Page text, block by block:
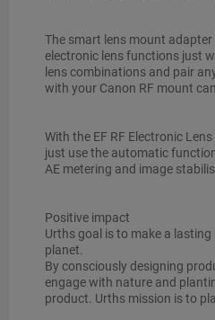
The smart lens mount
electronic lens functions just
lens combinations and pair
with your Canon RF mount
With the EF RF Electronic
just use the automatic
AE metering and image
Positive impact
Urths goal is to make a
planet.
By consciously designing
engage with nature and
product. Urths mission is to